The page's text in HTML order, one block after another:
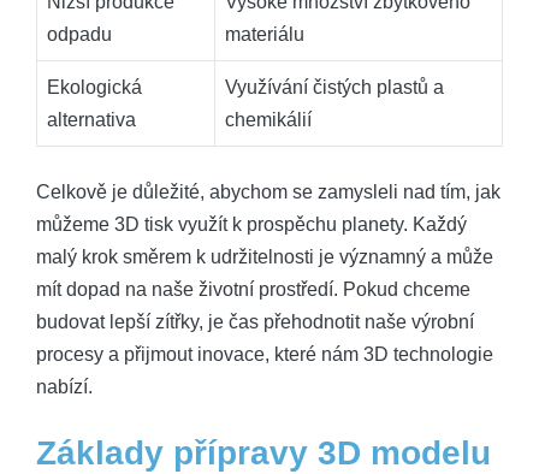
odpadu
materiálu
Ekologická
alternativa
Využívání čistých plastů a
chemikálií
Celkově je důležité, abychom se zamysleli nad tím, jak
můžeme 3D tisk využít k prospěchu planety. Každý
malý krok směrem k udržitelnosti je významný a může
mít dopad na naše životní prostředí. Pokud chceme
budovat lepší zítřky, je čas přehodnotit naše výrobní
procesy a přijmout inovace, které nám 3D technologie
nabízí.
Základy přípravy 3D modelu